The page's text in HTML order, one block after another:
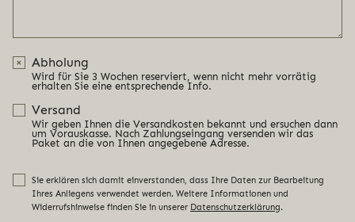
Abholung
Wird für Sie 3 Wochen reserviert, wenn nicht mehr vorrätig
erhalten Sie eine entsprechende Info.
Versand
Wir geben Ihnen die Versandkosten bekannt und ersuchen dann
um Vorauskasse. Nach Zahlungseingang versenden wir das
Paket an die von Ihnen angegebene Adresse.
Sie erklären sich damit einverstanden, dass Ihre Daten zur Bearbeitung
Ihres Anliegens verwendet werden. Weitere Informationen und
Widerrufshinweise finden Sie in unserer Datenschutzerklärung.